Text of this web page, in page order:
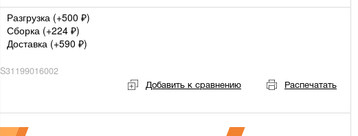
Разгрузка (+500 ₽)
Сборка (+224 ₽)
Доставка (+590 ₽)
S31199016002
Добавить к сравнению Распечатать